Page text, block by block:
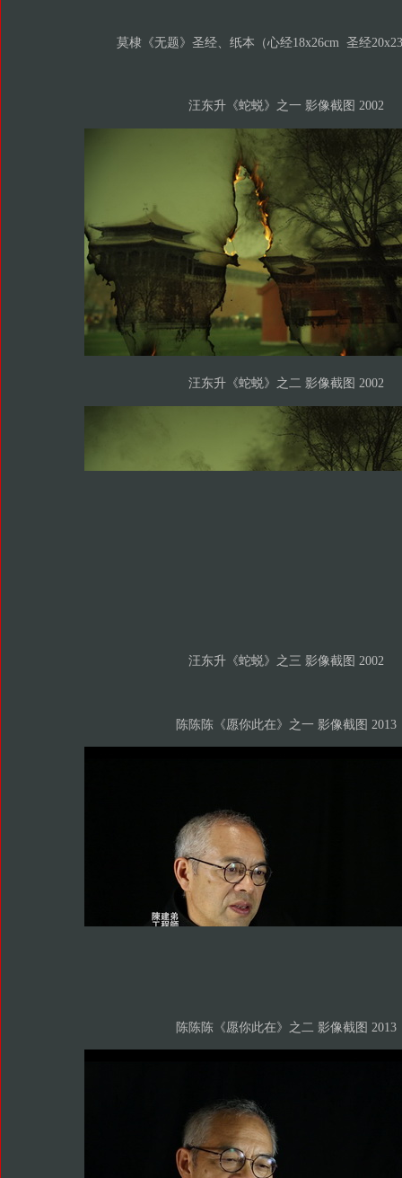
莫棣《无题》圣经、纸本（心经18x26cm 圣经
汪东升《蛇蜕》之一 影像截图 2002
汪东升《蛇蜕》之二 影像截图 2002
汪东升《蛇蜕》之三 影像截图 2002
陈陈陈《愿你此在》之一 影像截图 2013
陈陈陈《愿你此在》之二 影像截图 2013